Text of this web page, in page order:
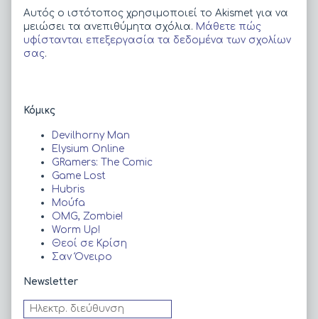
Αυτός ο ιστότοπος χρησιμοποιεί το Akismet για να
μειώσει τα ανεπιθύμητα σχόλια. Μάθετε πώς
υφίστανται επεξεργασία τα δεδομένα των σχολίων
σας.
Primary
Sidebar
Κόμικς
Devilhorny Man
Elysium Online
GRamers: The Comic
Game Lost
Hubris
Moύfa
OMG, Zombie!
Worm Up!
Θεοί σε Κρίση
Σαν Όνειρο
Newsletter